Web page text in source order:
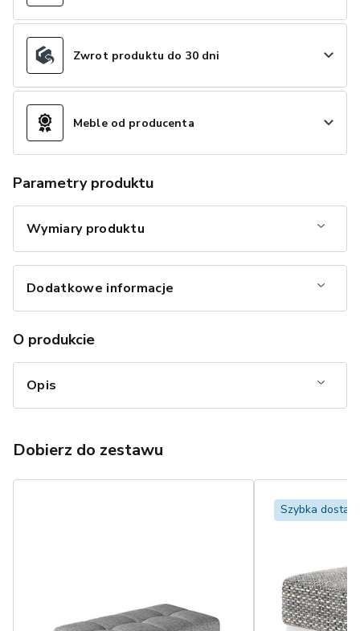
Zwrot produktu do 30 dni
Meble od producenta
Parametry produktu
Wymiary produktu
Dodatkowe informacje
O produkcie
Opis
Dobierz do zestawu
Szybka